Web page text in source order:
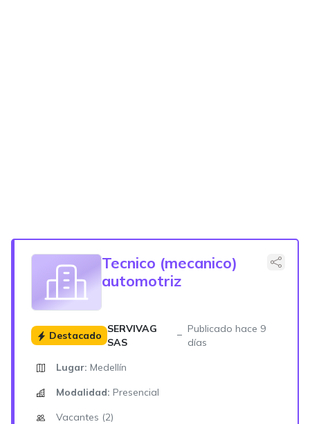
Tecnico (mecanico)
automotriz
Destacado
SERVIVAG
SAS
Publicado hace 9
días
Lugar: Medellín
Modalidad: Presencial
Vacantes (2)